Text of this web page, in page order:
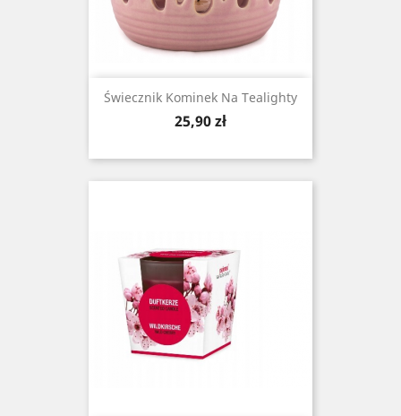
Świecznik Kominek Na Tealighty
Cena
25,90 zł